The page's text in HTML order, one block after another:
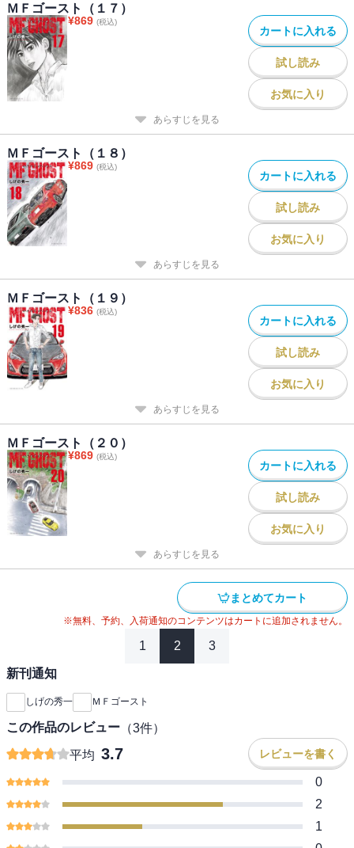
ＭＦゴースト（１７）
¥869 (税込)
カートに入れる
試し読み
お気に入り
あらすじを見る
ＭＦゴースト（１８）
¥869 (税込)
カートに入れる
試し読み
お気に入り
あらすじを見る
ＭＦゴースト（１９）
¥836 (税込)
カートに入れる
試し読み
お気に入り
あらすじを見る
ＭＦゴースト（２０）
¥869 (税込)
カートに入れる
試し読み
お気に入り
あらすじを見る
まとめてカート
※無料、予約、入荷通知のコンテンツはカートに追加されません。
1 2 3
新刊通知
しげの秀一 ＭＦゴースト
この作品のレビュー （3件）
平均 3.7 レビューを書く
0
2
1